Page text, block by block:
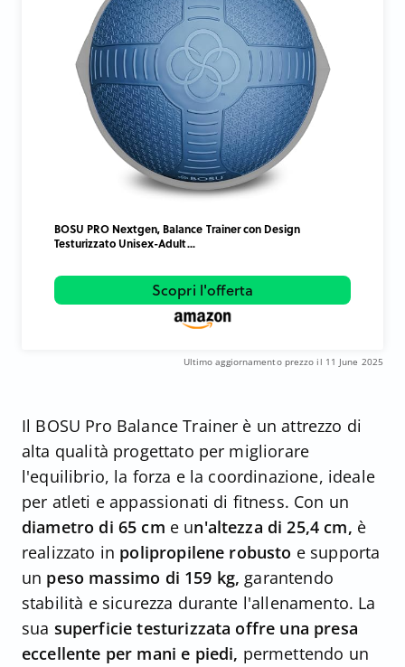
BOSU PRO Nextgen, Balance Trainer con Design
Testurizzato Unisex-Adult...
Scopri l'offerta
Ultimo aggiornamento prezzo il 11 June 2025
Il BOSU Pro Balance Trainer è un attrezzo di
alta qualità progettato per migliorare
l'equilibrio, la forza e la coordinazione, ideale
per atleti e appassionati di fitness. Con un
diametro di 65 cm e un'altezza di 25,4 cm, è
realizzato in polipropilene robusto e supporta
un peso massimo di 159 kg, garantendo
stabilità e sicurezza durante l'allenamento. La
sua superficie testurizzata offre una presa
eccellente per mani e piedi, permettendo un